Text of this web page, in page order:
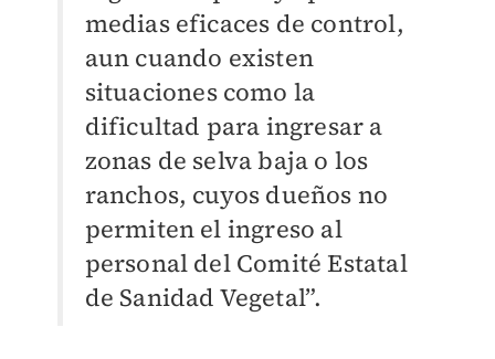
medias eficaces de control,
aun cuando existen
situaciones como la
dificultad para ingresar a
zonas de selva baja o los
ranchos, cuyos dueños no
permiten el ingreso al
personal del Comité Estatal
de Sanidad Vegetal”.